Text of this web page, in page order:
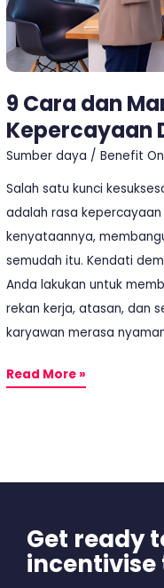
9 Cara dan
Kepercayaan
Sumber daya /Benefit
Salah satu kunci
adalah rasa
kenyataannya,
semudah itu. Kendati
Anda lakukan untuk
rekan kerja, atasan, dan
karyawan merasa
Kerja
Read More »
Get ready